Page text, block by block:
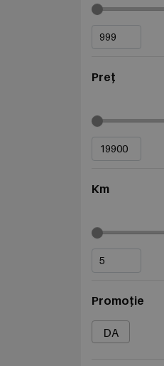
Preț
Km
Promoție
DA